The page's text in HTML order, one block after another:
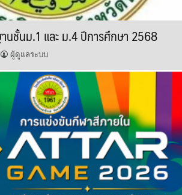
นชั้นม.1 และ ม.4 ปีการศึกษา 2568
ผู้ดูแลระบบ